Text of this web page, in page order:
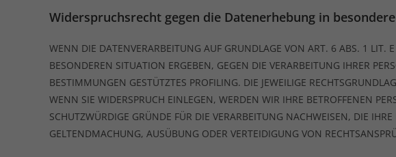
Widerspruchsrecht gegen die Datenerhebung in
WENN DIE DATENVERARBEITUNG AUF GRUNDLAGE VON ART. 6 ABS. 1 LIT.
BESONDEREN SITUATION ERGEBEN, GEGEN DIE VERARBEITUNG IHRER
BESTIMMUNGEN GESTÜTZTES PROFILING. DIE JEWEILIGE
WENN SIE WIDERSPRUCH EINLEGEN, WERDEN WIR IHRE BETROFFENEN
SCHUTZWÜRDIGE GRÜNDE FÜR DIE VERARBEITUNG NACHWEISEN, DIE
GELTENDMACHUNG, AUSÜBUNG ODER VERTEIDIGUNG VON